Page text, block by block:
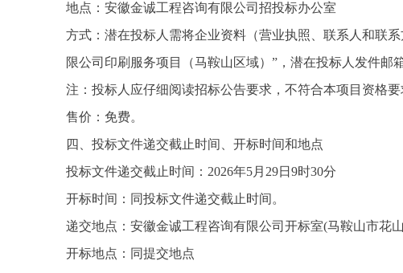
地点：安徽金诚工程咨询有限公司招投标办公室
方式：潜在投标人需将企业资料（营业执照、联系人和联
限公司印刷服务项目（马鞍山区域）”，潜在投标人发件邮
注：投标人应仔细阅读招标公告要求，不符合本项目资格要
售价：免费。
四、投标文件递交截止时间、开标时间和地点
投标文件递交截止时间： 2026年5月 29日 9时30分
开标时间：同投标文件递交截止时间 。
递交地点：安徽金诚工程咨询有限公司开标室(马鞍山市花
开标地点：同提交地点